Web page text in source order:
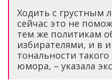
Ходить с грустным
сейчас это не
тем же политикам
избирателями, и в
тональности
юмора, – указала